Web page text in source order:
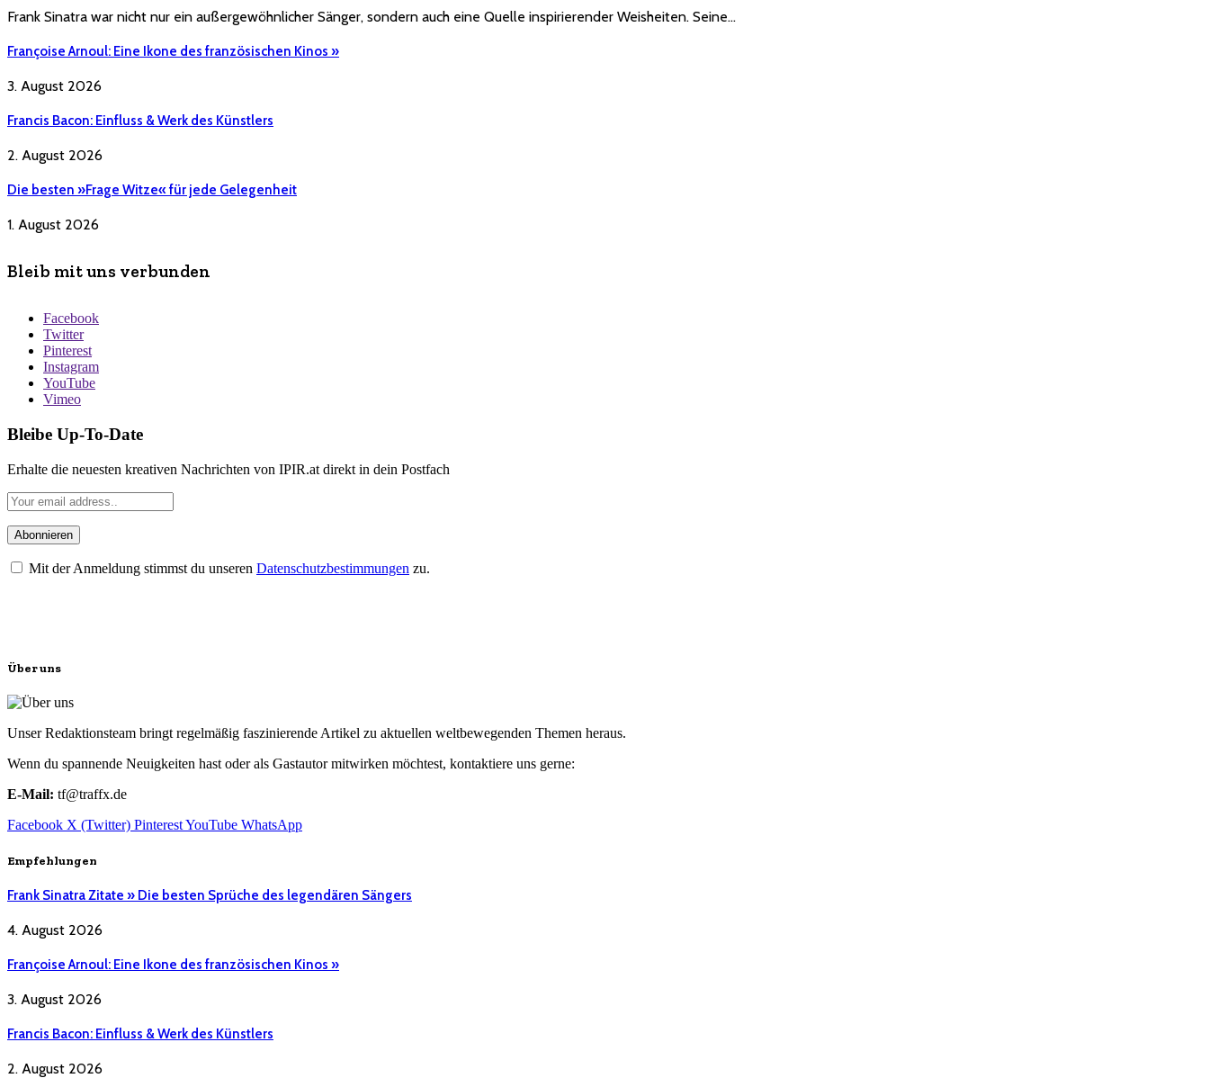
Frank Sinatra war nicht nur ein außergewöhnlicher Sänger, sondern auch eine Quelle inspirierender Weisheiten. Seine…
Françoise Arnoul: Eine Ikone des französischen Kinos »
3. August 2026
Francis Bacon: Einfluss & Werk des Künstlers
2. August 2026
Die besten »Frage Witze« für jede Gelegenheit
1. August 2026
Bleib mit uns verbunden
Facebook
Twitter
Pinterest
Instagram
YouTube
Vimeo
Bleibe Up-To-Date
Erhalte die neuesten kreativen Nachrichten von IPIR.at direkt in dein Postfach
Mit der Anmeldung stimmst du unseren Datenschutzbestimmungen zu.
Über uns
Unser Redaktionsteam bringt regelmäßig faszinierende Artikel zu aktuellen weltbewegenden Themen heraus.
Wenn du spannende Neuigkeiten hast oder als Gastautor mitwirken möchtest, kontaktiere uns gerne:
E-Mail: tf@traffx.de
Facebook X (Twitter) PinterestYouTube WhatsApp
Empfehlungen
Frank Sinatra Zitate » Die besten Sprüche des legendären Sängers
4. August 2026
Françoise Arnoul: Eine Ikone des französischen Kinos »
3. August 2026
Francis Bacon: Einfluss & Werk des Künstlers
2. August 2026